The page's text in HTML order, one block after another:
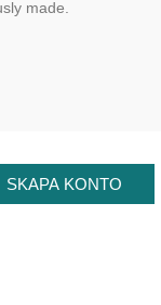
made.